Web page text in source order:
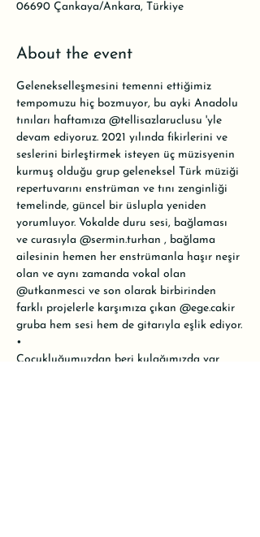
06690 Çankaya/Ankara, Türkiye
About the event
Gelenekselleşmesini temenni ettiğimiz
tempomuzu hiç bozmuyor, bu ayki Anadolu
tınıları haftamıza @tellisazlaruclusu 'yle
devam ediyoruz. 2021 yılında fikirlerini ve
seslerini birleştirmek isteyen üç müzisyenin
kurmuş olduğu grup geleneksel Türk müziği
repertuvarını enstrüman ve tını zenginliği
temelinde, güncel bir üslupla yeniden
yorumluyor. Vokalde duru sesi, bağlaması
ve curasıyla @sermin.turhan , bağlama
ailesinin hemen her enstrümanla haşır neşir
olan ve aynı zamanda vokal olan
@utkanmesci ve son olarak birbirinden
farklı projelerle karşımıza çıkan @ege.cakir
gruba hem sesi hem de gitarıyla eşlik ediyor.
•
Çocukluğumuzdan beri kulağımızda var